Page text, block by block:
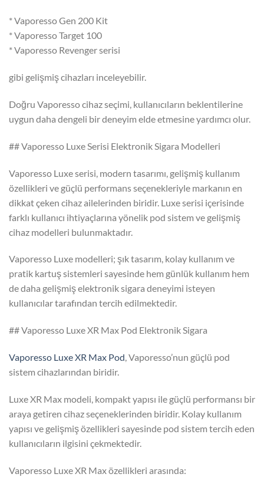
* Vaporesso Gen 200 Kit
* Vaporesso Target 100
* Vaporesso Revenger serisi
gibi gelişmiş cihazları inceleyebilir.
Doğru Vaporesso cihaz seçimi, kullanıcıların beklentilerine
uygun daha dengeli bir deneyim elde etmesine yardımcı olur.
## Vaporesso Luxe Serisi Elektronik Sigara Modelleri
Vaporesso Luxe serisi, modern tasarımı, gelişmiş kullanım
özellikleri ve güçlü performans seçenekleriyle markanın en
dikkat çeken cihaz ailelerinden biridir. Luxe serisi içerisinde
farklı kullanıcı ihtiyaçlarına yönelik pod sistem ve gelişmiş
cihaz modelleri bulunmaktadır.
Vaporesso Luxe modelleri; şık tasarım, kolay kullanım ve
pratik kartuş sistemleri sayesinde hem günlük kullanım hem
de daha gelişmiş elektronik sigara deneyimi isteyen
kullanıcılar tarafından tercih edilmektedir.
## Vaporesso Luxe XR Max Pod Elektronik Sigara
Vaporesso Luxe XR Max Pod, Vaporesso’nun güçlü pod
sistem cihazlarından biridir.
Luxe XR Max modeli, kompakt yapısı ile güçlü performansı bir
araya getiren cihaz seçeneklerinden biridir. Kolay kullanım
yapısı ve gelişmiş özellikleri sayesinde pod sistem tercih eden
kullanıcıların ilgisini çekmektedir.
Vaporesso Luxe XR Max özellikleri arasında: